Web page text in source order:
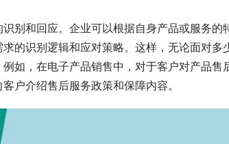
别和回应。企业可以根据自身产品或服务的
的识别逻辑和应对策略。这样，无论面对多
如，在电子产品销售中，对于客户对产品售
户介绍售后服务政策和保障内容。